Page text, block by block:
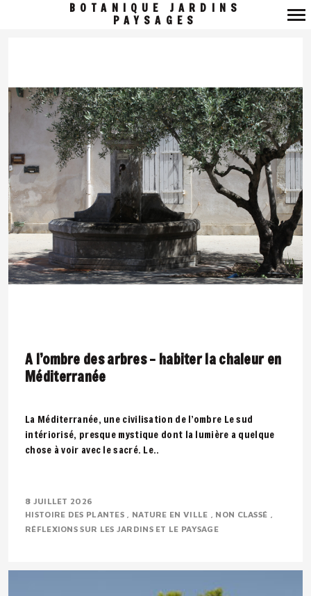
BOTANIQUE JARDINS
PAYSAGES
A l’ombre des arbres – habiter la chaleur en
Méditerranée
La Méditerranée, une civilisation de l’ombre Le sud
intériorisé, presque mystique dont la lumière a quelque
chose à voir avec le sacré. Le..
8 JUILLET 2026
HISTOIRE DES PLANTES
NATURE EN VILLE
NON CLASSÉ
RÉFLEXIONS SUR LES JARDINS ET LE PAYSAGE